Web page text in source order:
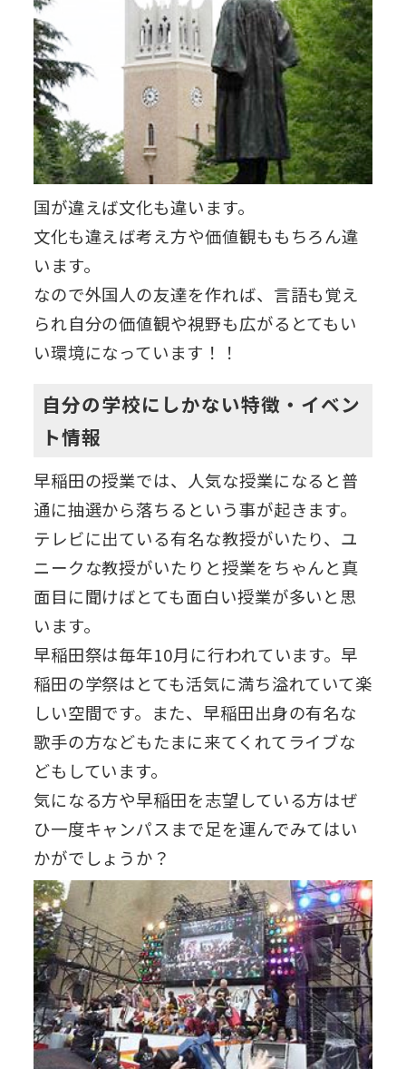
国が違えば文化も違います。
文化も違えば考え方や価値観ももちろん違
います。
なので外国人の友達を作れば、言語も覚え
られ自分の価値観や視野も広がるとてもい
い環境になっています！！
自分の学校にしかない特徴・イベン
ト情報
早稲田の授業では、人気な授業になると普
通に抽選から落ちるという事が起きます。
テレビに出ている有名な教授がいたり、ユ
ニークな教授がいたりと授業をちゃんと真
面目に聞けばとても面白い授業が多いと思
います。
早稲田祭は毎年10月に行われています。早
稲田の学祭はとても活気に満ち溢れていて楽
しい空間です。また、早稲田出身の有名な
歌手の方などもたまに来てくれてライブな
どもしています。
気になる方や早稲田を志望している方はぜ
ひ一度キャンパスまで足を運んでみてはい
かがでしょうか？